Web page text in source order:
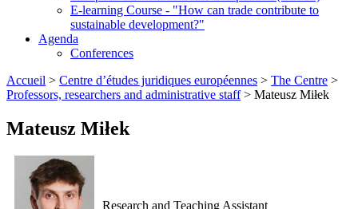
E-learning Course - "How can trade contribute to
sustainable development?"
Agenda
Conferences
Accueil > Centre d’études juridiques européennes > The Centre >
Professors, researchers and administrative staff > Mateusz Miłek
Mateusz Miłek
Research and Teaching Assistant